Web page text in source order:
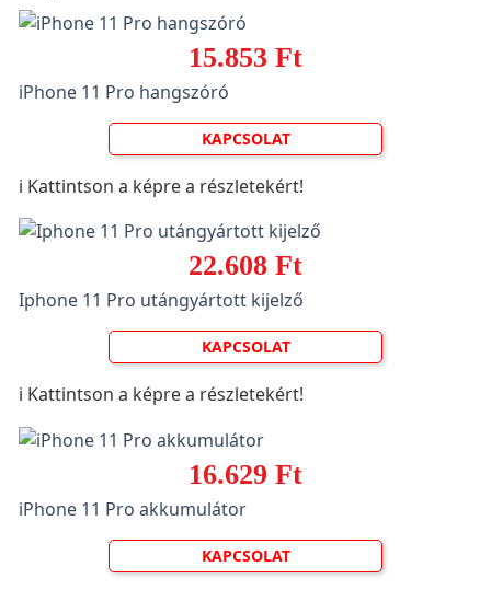
15.853 Ft
iPhone 11 Pro hangszóró
KAPCSOLAT
ℹ️ Kattintson a képre a részletekért!
22.608 Ft
Iphone 11 Pro utángyártott kijelző
KAPCSOLAT
ℹ️ Kattintson a képre a részletekért!
16.629 Ft
iPhone 11 Pro akkumulátor
KAPCSOLAT